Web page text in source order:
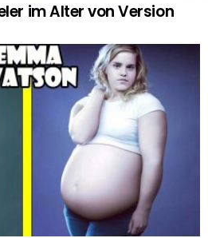
im Alter von Version